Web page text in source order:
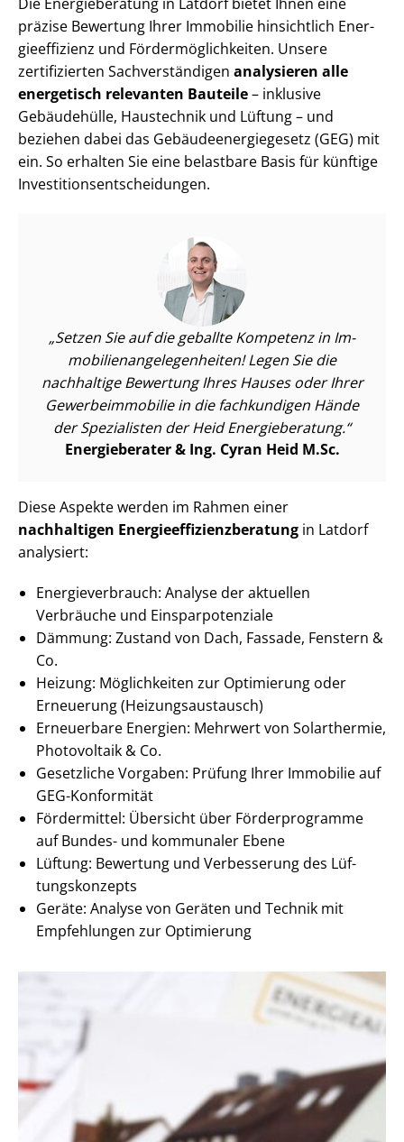
präzise Bewertung Ihrer Immobilie hinsichtlich En­er­
gie­ef­fi­zi­enz und För­der­mög­lich­kei­ten. Unsere
zertifizierten Sach­ver­stän­di­gen analysieren alle
energetisch relevanten Bauteile– inklusive
Gebäudehülle, Haustechnik und Lüftung – und
beziehen dabei das Ge­bäu­de­en­er­gie­ge­setz (GEG) mit
ein. So erhalten Sie eine belastbare Basis für künftige
In­ves­ti­ti­ons­ent­schei­dun­gen.
Setzen Sie auf die geballte Kompetenz in Im­
mo­bi­li­en­an­ge­le­gen­hei­ten! Legen Sie die
nachhaltige Bewertung Ihres Hauses oder Ihrer
Ge­wer­be­im­mo­bi­lie in die fachkundigen Hände
der Spezialisten der Heid Energieberatung.
Energieberater & Ing. Cyran Heid M.Sc.
Diese Aspekte werden im Rahmen einer
nachhaltigen En­er­gie­ef­fi­zi­enz­be­ra­tung in Latdorf
analysiert:
En­er­gie­ver­brauch: Analyse der aktuellen
Verbräuche und Ein­spar­po­ten­zia­le
Dämmung: Zustand von Dach, Fassade, Fenstern &
Co.
Heizung: Möglichkeiten zur Optimierung oder
Erneuerung (Hei­zungs­aus­tausch)
Erneuerbare Energien: Mehrwert von Solarthermie,
Photovoltaik & Co.
Gesetzliche Vorgaben: Prüfung Ihrer Immobilie auf
GEG-Konformität
Fördermittel: Übersicht über Förderprogramme
auf Bundes- und kommunaler Ebene
Lüftung: Bewertung und Verbesserung des Lüf­
tungs­kon­zepts
Geräte: Analyse von Geräten und Technik mit
Empfehlungen zur Optimierung